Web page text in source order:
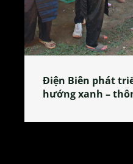
Làng làm bánh tẻ
tỏa đặc sản xứ